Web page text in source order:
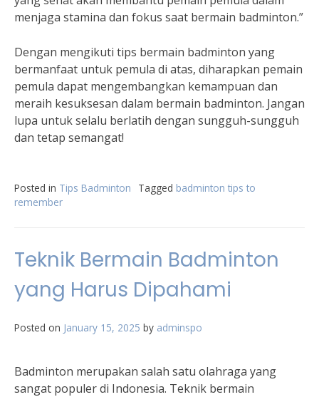
menjaga stamina dan fokus saat bermain badminton.”
Dengan mengikuti tips bermain badminton yang
bermanfaat untuk pemula di atas, diharapkan pemain
pemula dapat mengembangkan kemampuan dan
meraih kesuksesan dalam bermain badminton. Jangan
lupa untuk selalu berlatih dengan sungguh-sungguh
dan tetap semangat!
Posted in Tips Badminton Tagged badminton tips to
remember
Teknik Bermain Badminton
yang Harus Dipahami
Posted on January 15, 2025 by adminspo
Badminton merupakan salah satu olahraga yang
sangat populer di Indonesia. Teknik bermain